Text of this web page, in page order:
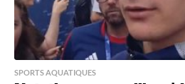
SPORTS AQUATIQUES